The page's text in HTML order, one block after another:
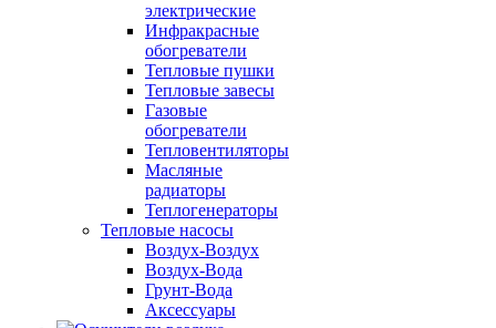
электрические
Инфракрасные
обогреватели
Тепловые пушки
Тепловые завесы
Газовые
обогреватели
Тепловентиляторы
Масляные
радиаторы
Теплогенераторы
Тепловые насосы
Воздух-Воздух
Воздух-Вода
Грунт-Вода
Аксессуары